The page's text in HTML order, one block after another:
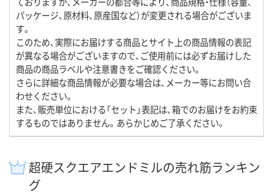
パッケージ、原材料、原産国など）が変更される場合がございま
す。
このため、実際にお届けする商品とサイト上の商品情報の表記
が異なる場合がございますので、ご使用前には必ずお届けした
商品の商品ラベルや注意書きをご確認ください。
さらに詳細な商品情報が必要な場合は、メーカー等にお問い合
わせください。
また、販売単位における「セット」表記は、箱でのお届けをお約束
するものではありません。あらかじめご了承ください。
超硬スクエアエンドミルの売れ筋ランキン
グ